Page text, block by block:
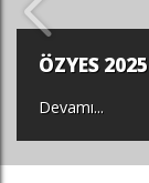
ÖZYES 2025
Devamı...